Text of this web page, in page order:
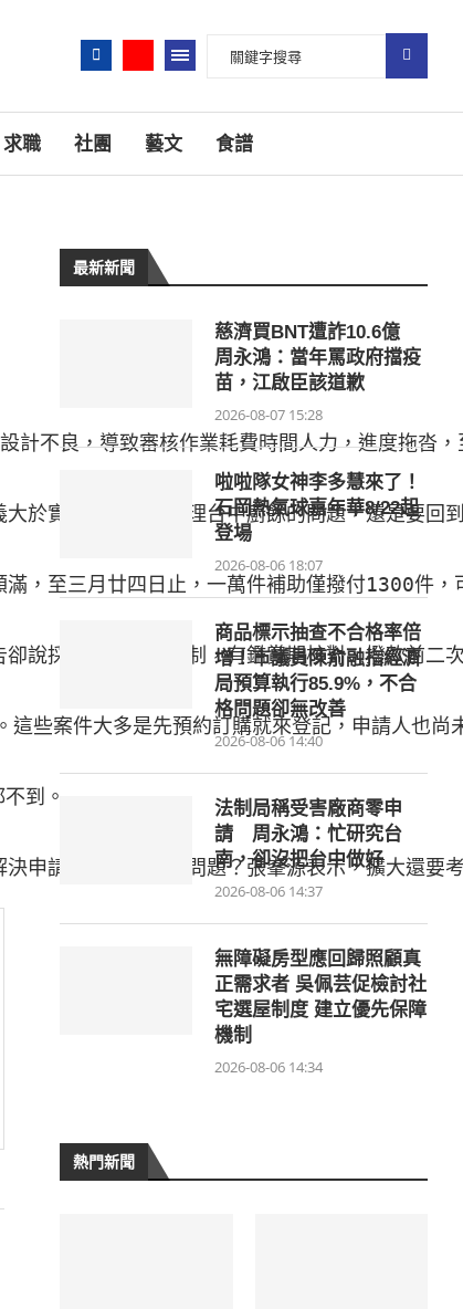
求職 社團 藝文 食譜
不良，導致審核作業耗費時間人力，進度拖
於實質意義，要處理台中廚餘的問題，還是要回
，至三月廿四日止，一萬件補助僅撥付1300件，
採取嚴格查核機制，有鑑賞期核對、撥款前
些案件大多是先預約訂購就來登記，申請人
到。
最新新聞
慈濟買BNT遭詐10.6億
周永鴻：當年罵政府擋疫
苗，江啟臣該道歉
2026-08-07 15:28
啦啦隊女神李多慧來了！
石岡熱氣球嘉年華8/22起
登場
2026-08-06 18:07
商品標示抽查不合格率倍
增！市議員陳俞融指經濟
局預算執行85.9%，不合
格問題卻無改善
2026-08-06 14:40
法制局稱受害廠商零申
請 周永鴻：忙研究台
南，卻沒把台中做好
2026-08-06 14:37
無障礙房型應回歸照顧真
正需求者 吳佩芸促檢討社
宅選屋制度 建立優先保障
機制
2026-08-06 14:34
熱門新聞